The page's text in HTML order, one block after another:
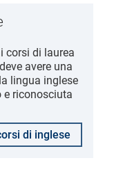
corsi di laurea
avere una
lingua inglese
e riconosciuta
di inglese